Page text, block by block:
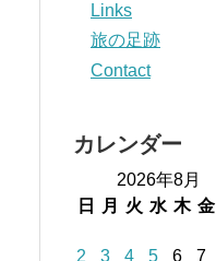
Links
旅の足跡
Contact
カレンダー
2026年8月
日
月 火 水 木 金
2
3 4 5 6 7